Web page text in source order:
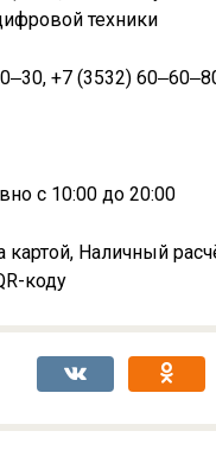
техники
+7 (3532)
с 10:00 до 20:00
Наличный
коду